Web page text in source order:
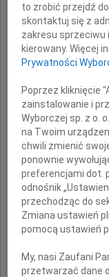
Dolnośląskie
Szmajdzińskiego Jego
Wyrazy ogromnego
tragiczną Człowieka
W przyjacielskim
10 kwietnia 2010 roku
Polskiej bp gen. ks.
Pani Małgorzacie
składamy serdeczne
to zrobić przejdź
skontaktuj się z
zakresu sprzeciwu
kierowany. Więcej
Prywatności
Poprzez kliknięcie
zainstalowanie i
Wyborczej sp. z o.
na Twoim
chwili zmienić
ponownie
preferencjami dot.
odnośnik
przechodząc do
Zmiana ustawień
pomocą ustawień
My, nasi Zaufani
przetwarzać dane